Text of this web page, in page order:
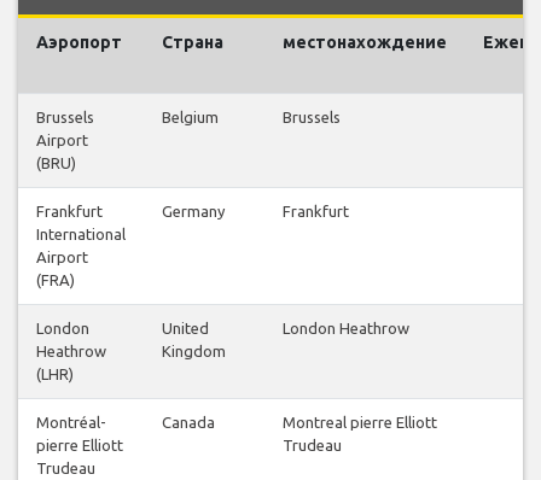
Аэропорт Страна местонахождение
Brussels
Airport
(BRU)
Belgium Brussels
Frankfurt
International
Airport
(FRA)
Germany Frankfurt
London
Heathrow
(LHR)
United
Kingdom
London Heathrow
Montréal-
pierre Elliott
Trudeau
Canada
Montreal pierre Elliott
Trudeau